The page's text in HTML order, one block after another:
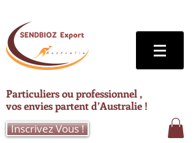
Particuliers ou professionnel ,
vos envies partent d’Australie !
Inscrivez Vous !